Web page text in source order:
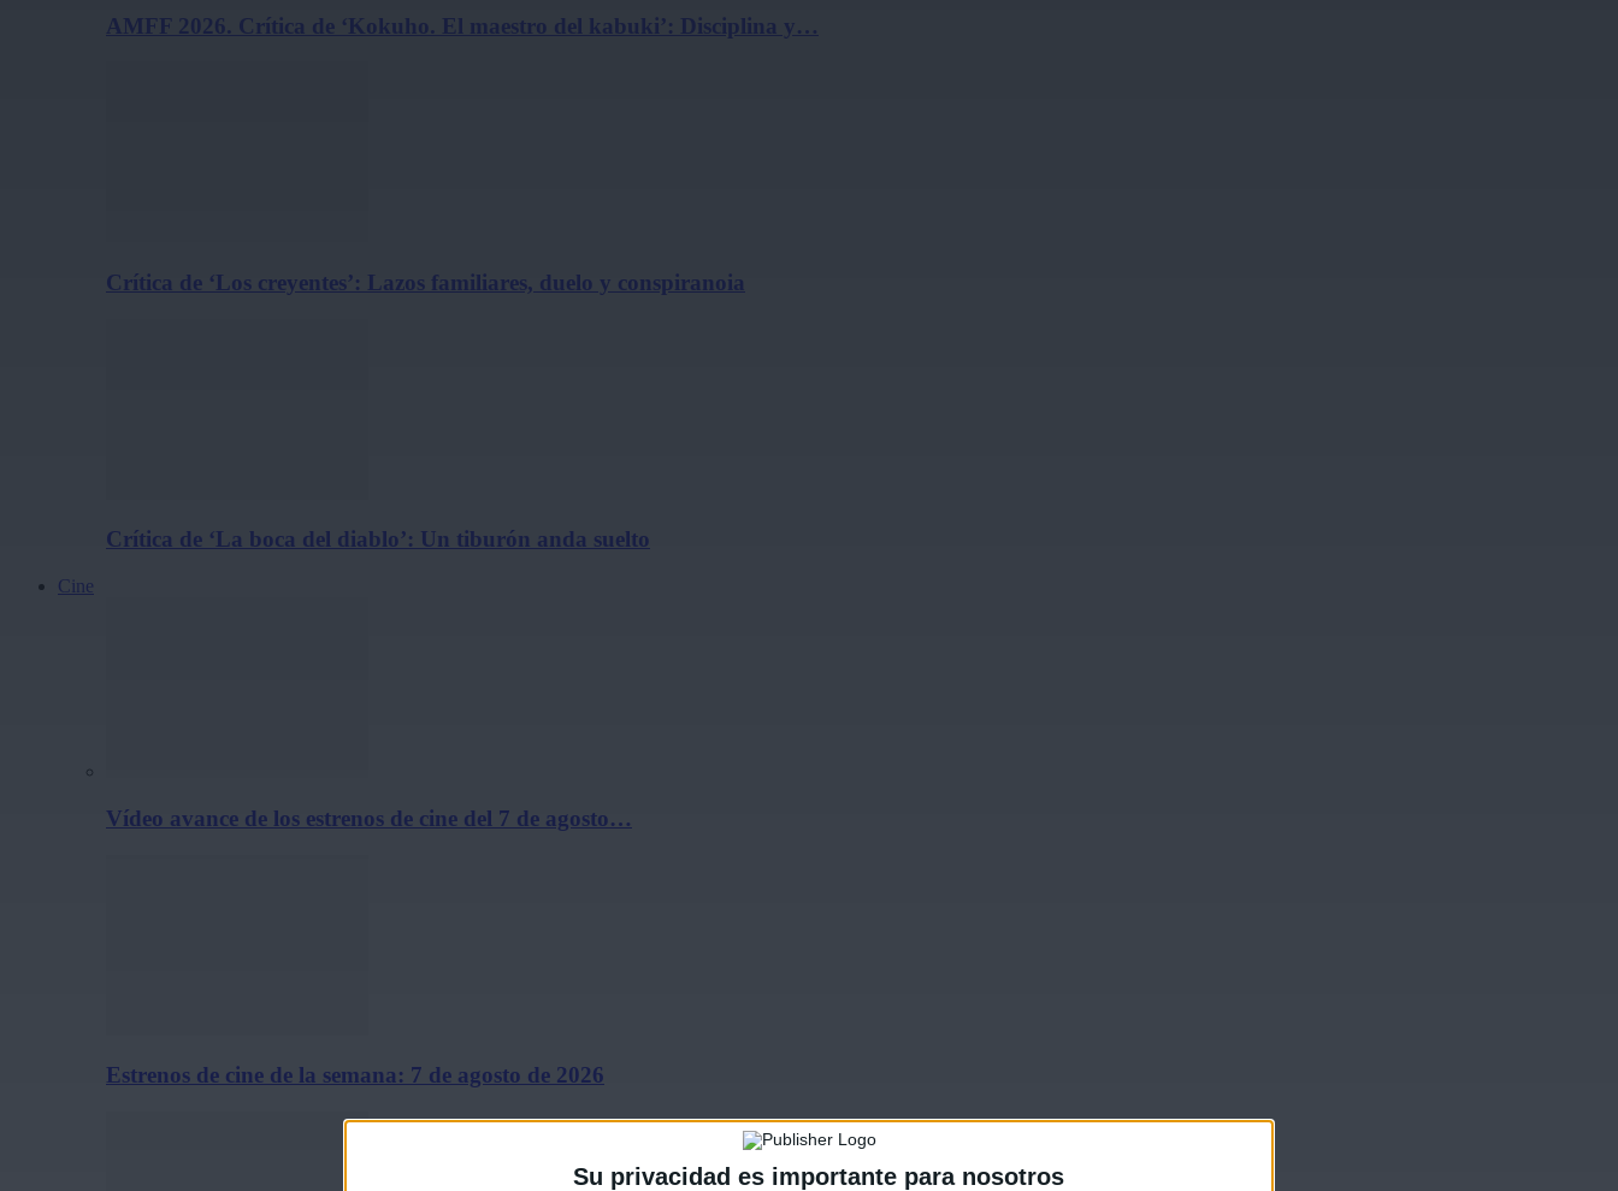
Su privacidad es importante para nosotros
AMFF 2026. Crítica de ‘Kokuho. El maestro del kabuki’: Disciplina y…
Crítica de ‘Los creyentes’: Lazos familiares, duelo y conspiranoia
Crítica de ‘La boca del diablo’: Un tiburón anda suelto
Cine
Vídeo avance de los estrenos de cine del 7 de agosto…
Estrenos de cine de la semana: 7 de agosto de 2026